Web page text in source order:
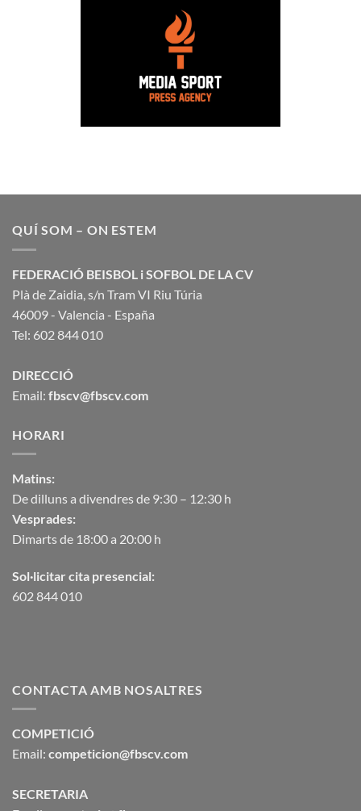
QUÍ SOM – ON ESTEM
FEDERACIÓ BEISBOL i SOFBOL DE LA CV
Plà de Zaidia, s/n Tram VI Riu Túria
46009 - Valencia - España
Tel: 602 844 010
DIRECCIÓ
Email: fbscv@fbscv.com
HORARI
Matins:
De dilluns a divendres de 9:30 – 12:30 h
Vesprades:
Dimarts de 18:00 a 20:00 h
Sol·licitar cita presencial:
602 844 010
CONTACTA AMB NOSALTRES
COMPETICIÓ
Email: competicion@fbscv.com
SECRETARIA